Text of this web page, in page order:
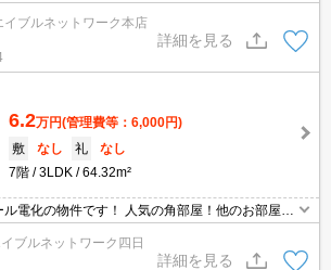
迫感も少ないです。また、日の光が入って明るく
♪お隣さまが少ないので生活音が軽減されるのも
ブルネットワーク本店
詳細を見る
6.2万円(管理費等：6,000円)
敷
なし 礼
なし
7階
3LDK 64.32m²
電化の物件です！ 人気の角部屋！他のお部屋と
迫感も少ないです。また、日の光が入って明るく
♪お隣さまが少ないので生活音が軽減されるのも
ブルネットワーク四日
詳細を見る